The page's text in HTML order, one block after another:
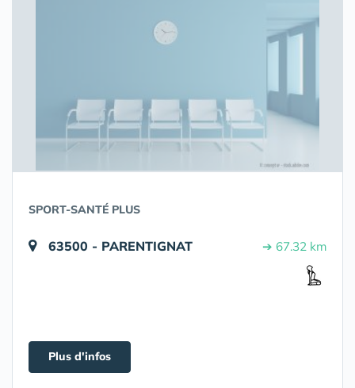
SPORT-SANTÉ PLUS
63500 - PARENTIGNAT ➔ 67.32 km
Plus d'infos